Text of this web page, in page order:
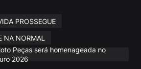
PROSSEGUE
NA NORMAL
Peças será homenageada no
2026